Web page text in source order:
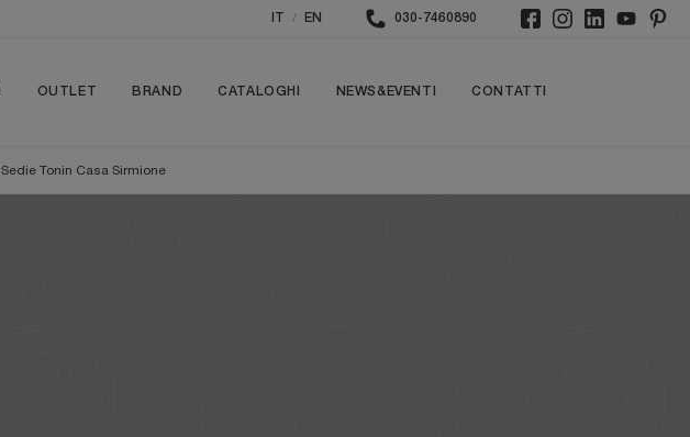
/ EN 030-7460890
OUTLET BRAND CATALOGHI NEWS&EVENTI CONTATTI
Sedie Tonin Casa Sirmione